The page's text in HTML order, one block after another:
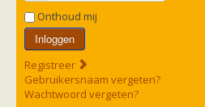
Onthoud mij
Inloggen
Registreer
Gebruikersnaam vergeten?
Wachtwoord vergeten?